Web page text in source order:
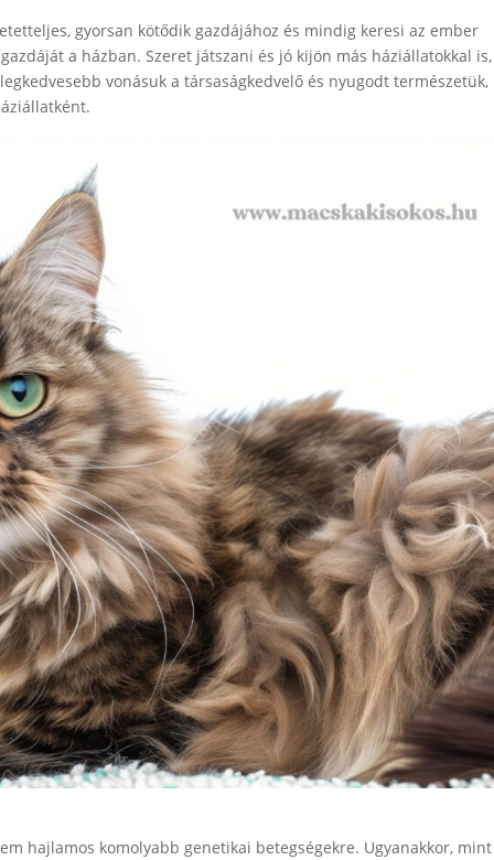
gyorsan kötődik gazdájához és mindig keresi az ember
a házban. Szeret játszani és jó kijön más háziállatokkal is,
vonásuk a társaságkedvelő és nyugodt természetük,
hajlamos komolyabb genetikai betegségekre. Ugyanakkor, mint